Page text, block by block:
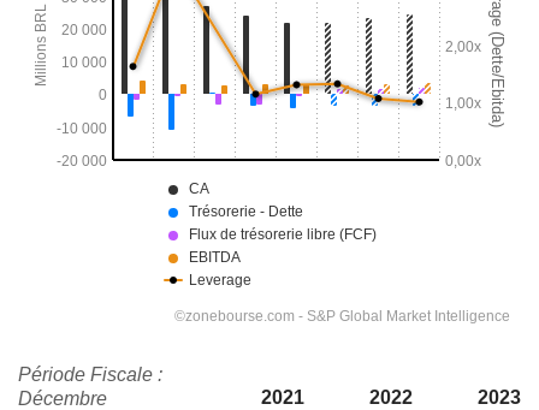
Période Fiscale :
Décembre
2021 2022
2023